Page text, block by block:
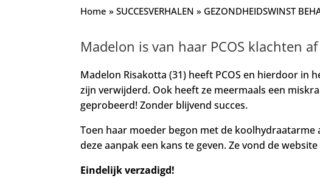
Home » SUCCESVERHALEN » GEZONDHEIDSWINST
Madelon is van haar PCOS klachten
Madelon Risakotta (31) heeft PCOS en hierdoor in
zijn verwijderd. Ook heeft ze meermaals een
geprobeerd! Zonder blijvend succes.
Toen haar moeder begon met de
deze aanpak een kans te geven. Ze vond de
Eindelijk verzadigd!